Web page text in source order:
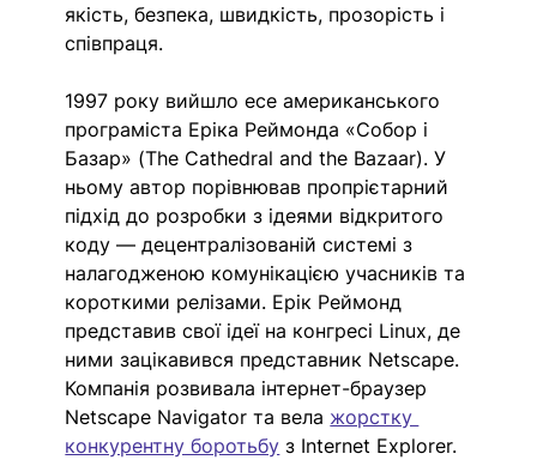
якість, безпека, швидкість, прозорість і
співпраця.
1997 року вийшло есе американського
програміста Еріка Реймонда «Собор і
Базар» (The Cathedral and the Bazaar). У
ньому автор порівнював пропрієтарний
підхід до розробки з ідеями відкритого
коду — децентралізованій системі з
налагодженою комунікацією учасників та
короткими релізами. Ерік Реймонд
представив свої ідеї на конгресі Linux, де
ними зацікавився представник Netscape.
Компанія розвивала інтернет-браузер
Netscape Navigator та вела жорстку
конкурентну боротьбу з Internet Explorer.